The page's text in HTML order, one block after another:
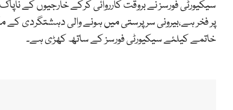
سیکیورٹی فورسز نے بروقت کارروائی کرکے خارجیوں کے ناپاک
پر فخر ہے،بیرونی سرپرستی میں ہونے والی دہشتگردی
خاتمے کیلئے سیکیورٹی فورسز کے ساتھ کھڑی ہے۔